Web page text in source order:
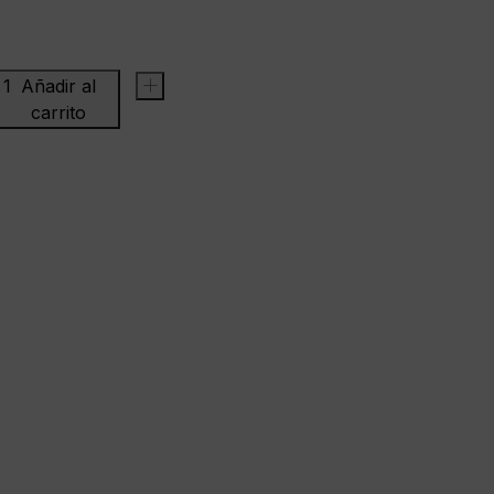
+
Añadir al
carrito